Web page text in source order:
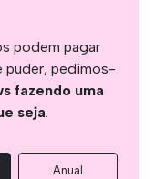
podem pagar
puder, pedimos-
fazendo uma
seja.
Anual